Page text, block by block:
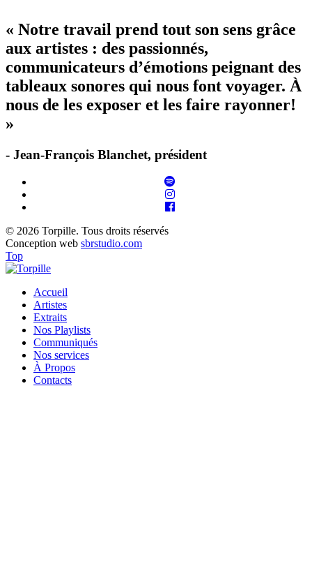
« Notre travail prend tout son sens grâce
aux artistes : des passionnés,
communicateurs d’émotions peignant des
tableaux sonores qui nous font voyager. À
nous de les exposer et les faire rayonner!
»
- Jean-François Blanchet, président
© 2026 Torpille. Tous droits réservés
Conception web sbrstudio.com
Top
Accueil
Artistes
Extraits
Nos Playlists
Communiqués
Nos services
À Propos
Contacts